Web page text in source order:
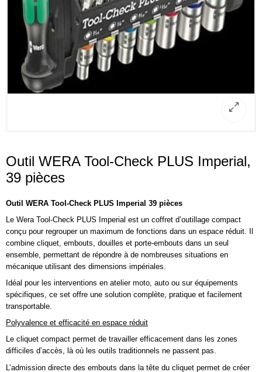
Outil WERA Tool-Check PLUS Imperial,
39 pièces
Outil WERA Tool-Check PLUS Imperial 39 pièces
Le Wera Tool-Check PLUS Imperial est un coffret d’outillage compact
conçu pour regrouper un maximum de fonctions dans un espace réduit. Il
combine cliquet, embouts, douilles et porte-embouts dans un seul
ensemble, permettant de répondre à de nombreuses situations en
mécanique utilisant des dimensions impériales.
Idéal pour les interventions en atelier moto, auto ou sur équipements
spécifiques, ce set offre une solution complète, pratique et facilement
transportable.
Polyvalence et efficacité en espace réduit
Le cliquet compact permet de travailler efficacement dans les zones
difficiles d’accès, là où les outils traditionnels ne passent pas.
L’admission directe des embouts dans la tête du cliquet permet de créer